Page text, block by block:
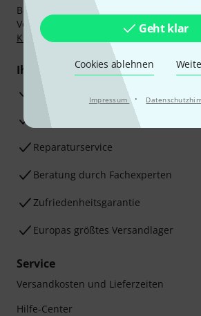
Geht klar
Cookies ablehnen
Impressum ·
Bezahlen Sie vertraulich und sicher per
Vorkasse, PayPal, Amazon Pay,Klarna
Klarna Ratenzahlung
Ihre Vorteile
3 Jahre Thomann Garantie
30 Tage Money-Back-Garantie
Reparaturservice
Beratung durch Fachexperten
Zufriedenheitsgarantie
Europas größtes Versandlager
Service
Versandkosten und Lieferzeiten
Hilfe-Center